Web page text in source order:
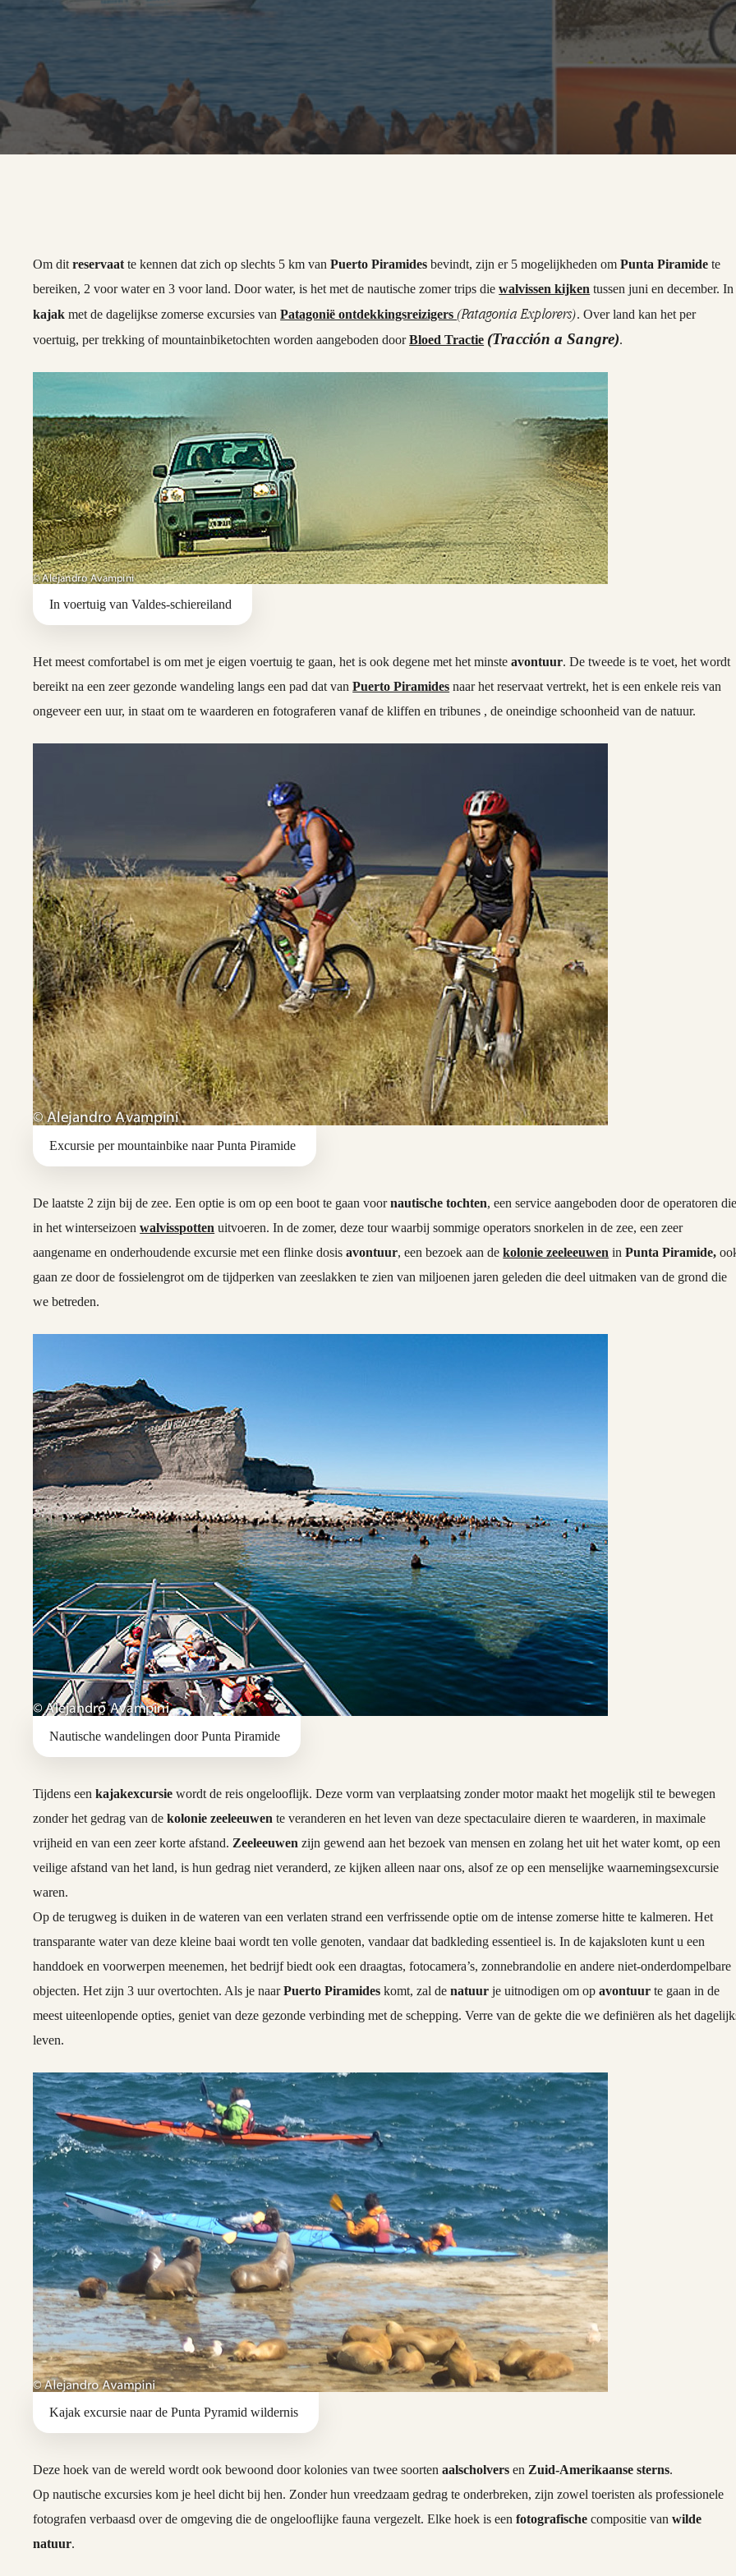
Om ditreservaat te kennen dat zich op slechts 5 km vanPuerto Piramides bevindt, zijn er 5 mogelijkheden omPunta Piramide te
bereiken, 2 voor water en 3 voor land. Door water, is het met de nautische zomer trips diewalvissen kijken tussen juni en december. In
kajak met de dagelijkse zomerse excursies vanPatagonië ontdekkingsreizigers(Patagonia Explorers). Over land kan het per
voertuig, per trekking of mountainbiketochten worden aangeboden doorBloed Tractie (Tracción a Sangre).
In voertuig van Valdes-schiereiland
Het meest comfortabel is om met je eigen voertuig te gaan, het is ook degene met het minsteavontuur. De tweede is te voet, het wordt
bereikt na een zeer gezonde wandeling langs een pad dat vanPuerto Piramides naar het reservaat vertrekt, het is een enkele reis van
ongeveer een uur, in staat om te waarderen en fotograferen vanaf de kliffen en tribunes , de oneindige schoonheid van de natuur.
Excursie per mountainbike naar Punta Piramide
De laatste 2 zijn bij de zee. Een optie is om op een boot te gaan voornautische tochten, een service aangeboden door de operatoren
in het winterseizoenwalvisspotten uitvoeren. In de zomer, deze tour waarbij sommige operators snorkelen in de zee, een zeer
aangename en onderhoudende excursie met een flinke dosisavontuur, een bezoek aan dekolonie zeeleeuwen inPunta Piramide,
gaan ze door de fossielengrot om de tijdperken van zeeslakken te zien van miljoenen jaren geleden die deel uitmaken van de grond die
we betreden.
Nautische wandelingen door Punta Piramide
Tijdens eenkajakexcursie wordt de reis ongelooflijk. Deze vorm van verplaatsing zonder motor maakt het mogelijk stil te bewegen
zonder het gedrag van dekolonie zeeleeuwen te veranderen en het leven van deze spectaculaire dieren te waarderen, in maximale
vrijheid en van een zeer korte afstand. Zeeleeuwen zijn gewend aan het bezoek van mensen en zolang het uit het water komt, op een
veilige afstand van het land, is hun gedrag niet veranderd, ze kijken alleen naar ons, alsof ze op een menselijke waarnemingsexcursie
waren.
Op de terugweg is duiken in de wateren van een verlaten strand een verfrissende optie om de intense zomerse hitte te kalmeren. Het
transparante water van deze kleine baai wordt ten volle genoten, vandaar dat badkleding essentieel is. In de kajaksloten kunt u een
handdoek en voorwerpen meenemen, het bedrijf biedt ook een draagtas, fotocamera’s, zonnebrandolie en andere niet-onderdompelbare
objecten. Het zijn 3 uur overtochten. Als je naarPuerto Piramides komt, zal denatuur je uitnodigen om opavontuur te gaan in de
meest uiteenlopende opties, geniet van deze gezonde verbinding met de schepping. Verre van de gekte die we definiëren als het
leven.
Kajak excursie naar de Punta Pyramid wildernis
Deze hoek van de wereld wordt ook bewoond door kolonies van twee soortenaalscholvers en Zuid-Amerikaanse sterns.
Op nautische excursies kom je heel dicht bij hen. Zonder hun vreedzaam gedrag te onderbreken, zijn zowel toeristen als professionele
fotografen verbaasd over de omgeving die de ongelooflijke fauna vergezelt. Elke hoek is eenfotografische compositie vanwilde
natuur.